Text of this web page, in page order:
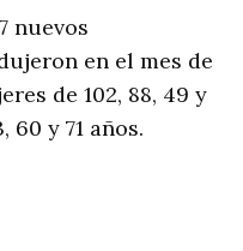
nuevos
en el mes de
de 102, 88, 49 y
60 y 71 años.